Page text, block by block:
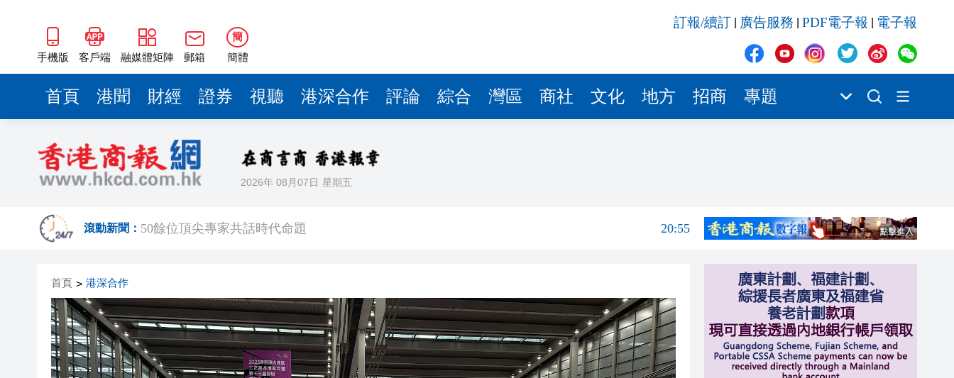
手機版 客戶端 融媒體矩陣 郵箱
簡
簡體
訂報/續訂 廣告服務 PDF電子報 電子報
首頁 港聞 財經 證券 視聽 港深合作 評論 綜合 灣區 商社 文化 地方 招商 專題
2026年 08月07日 星期五
滾動新聞：
海南澄邁文儒煥新升級 五組數據見證文儒沉香從傳統邁向現代
20:42
梁振英率港區全國政協委員考察團來瓊考察
2025年海南儋州以舊換新帶動消費約18億元
20:41
瀋陽鐵西校園閱讀活動解鎖閱讀新玩法
黎智英案｜吳良好：依法公正處理黎智英求情 罪證如山豈能妄想輕判
50餘位頂尖專家共話時代命題
20:55
2025年海南儋州以舊換新帶動消費約18億元
20:41
山東26戶省屬國企去年合計營收2.58萬億 利潤總額近936億
20:40
瀋陽鐵西校園閱讀活動解鎖閱讀新玩法
20:39
首頁 > 港深合作